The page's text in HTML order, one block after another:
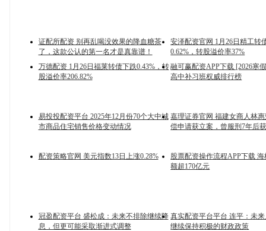
证配所配资 别再乱喝没效果的降血糖茶
了，这款公认的第一名才是真靠谱！
安泽配资官网 1月26日精工转
0.62%，转股溢价率37%
万德配资 1月26日福莱转债下跌0.43%，转
股溢价率206.82%
融可赢配资APP下载 [2026寒
高中补习班权威排行榜
易投投配资平台 2025年12月份70个大中城
市商品住宅销售价格变动情况
嘉理证券官网 福建女商人林
偿申请获立案，曾服刑7年后
配资策略官网 美元指数13日上涨0.28%
股票配资操作流程APP下载
额超170亿元
冠盈配资平台 盛松成：未来不排除继续降
息，但更可能采取渐进式调整
真实配资平台平台 连平：未
继续保持积极的财政政策